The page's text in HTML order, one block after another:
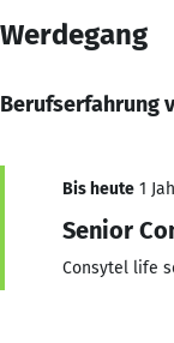
Werdegang
Berufserfahrung
Bis heute 1
Senior
Consytel life